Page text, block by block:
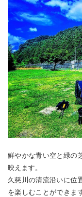
鮮やかな青い空と緑の
映えます。
久慈川の清流沿いに位
を楽しむことができま